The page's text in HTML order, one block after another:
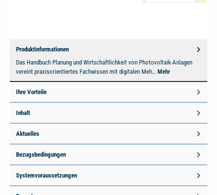
Produktinformationen
Das Handbuch Planung und Wirtschaftlichkeit von Photovoltaik-Anlagen
vereint praxisorientiertes Fachwissen mit digitalen Meh… Mehr
Ihre Vorteile
Inhalt
Aktuelles
Bezugsbedingungen
Systemvoraussetzungen